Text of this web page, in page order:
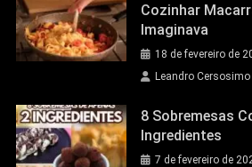
Cozinhar
Imaginava
18 de fevereiro de
Leandro Cersosimo
8 Sobremesas
Ingredientes
7 de fevereiro de